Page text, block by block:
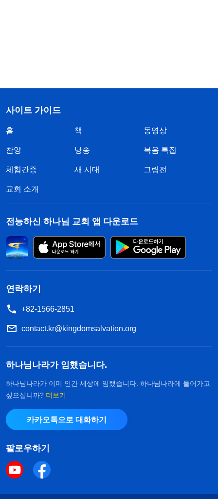
사이트 가이드
홈 책 동영상
찬양 낭송 복음 특집
체험간증 새 시대 그림전
교회 소개
전능하신 하나님 교회 앱 다운로드
연락하기
+82-1566-2851
contact.kr@kingdomsalvation.org
하나님나라가 임했습니다.
하나님나라가 이미 인간 세상에 임했습니다. 하나님나라에 들어가고
싶으십니까? 더보기
카카오톡으로 대화하기
팔로우하기